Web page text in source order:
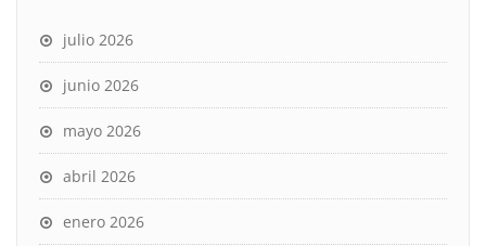
julio 2026
junio 2026
mayo 2026
abril 2026
enero 2026